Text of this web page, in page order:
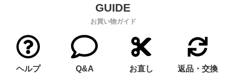
お買い物ガイド
ヘルプ Q&A お直し 返品・交換